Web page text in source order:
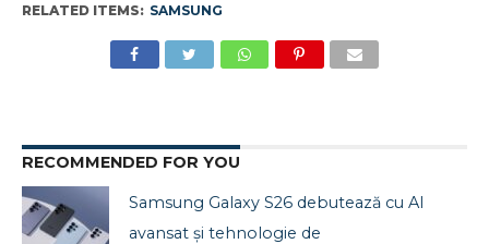
RELATED ITEMS: SAMSUNG
RECOMMENDED FOR YOU
Samsung Galaxy S26 debutează cu AI
avansat și tehnologie de